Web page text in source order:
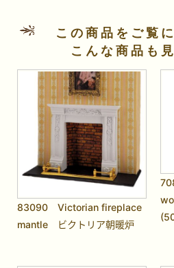
この商品をご覧
こんな商品も
83090 Victorian fireplace
mantle ビクトリア朝暖炉